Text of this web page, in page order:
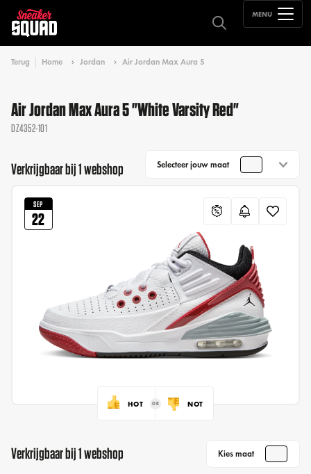
MENU
Terug Home Jordan Air Jordan Max Aura 5
Air Jordan Max Aura 5 "White Varsity Red"
DZ4352-101
Verkrijgbaar bij 1 webshop Selecteer jouw maat
SEP
22
HOT NOT
Verkrijgbaar bij 1 webshop Kies maat